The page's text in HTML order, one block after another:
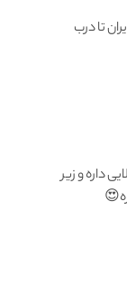
تا درب
داره و زیر